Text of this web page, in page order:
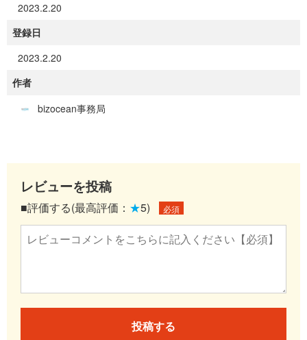
2023.2.20
登録日
2023.2.20
作者
bizocean事務局
レビューを投稿
■評価する(最高評価： ★5) 必須
投稿する